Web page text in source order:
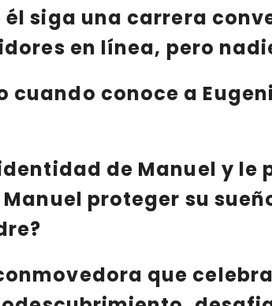
siga una carrera
en línea, pero
cuando conoce a
de Manuel y le
proteger su
que